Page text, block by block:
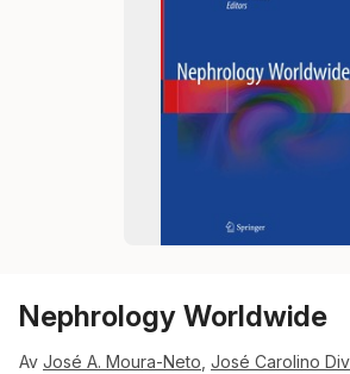
Nephrology Worldwide
Av José A. Moura-Neto José Carolino